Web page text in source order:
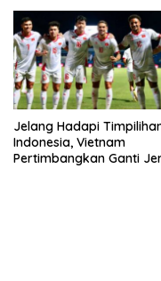
Jelang Hadapi
Indonesia, Vietnam
Pertimbangkan Ganti